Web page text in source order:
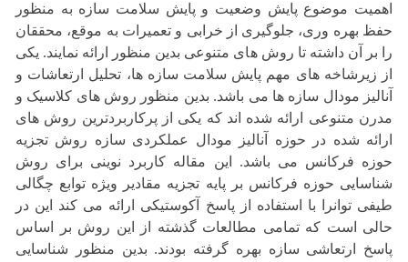
اهمیت موضوع پایش وضعیت و پایش سلامت سازه به منظور
حفظ بهره وری، جلوگیری از خرابی و تعمیرات به موقع، محققان
را بر آن داشته تا روش های متنوعی بدین منظور ارائه نمایند. یکی
از زیرشاخه های مهم پایش سلامت سازه ها، تحلیل ارتعاشات و
آنالیز مودال سازه ها می باشد. بدین منظور روش های کلاسیک و
مدرن متنوعی ارائه شده اند که یکی از پرکاربردترین روش های
ارائه شده در حوزه آنالیز مودال عملکردی سازه روش تجزیه
حوزه فرکانس می باشد. این مقاله کاربرد نوینی برای روش
شناسایی حوزه فرکانس بر پایه تجزیه مقادیر ویژه توابع چگالی
طیفی توانرا با استفاده از پاسخ آکوستیکی ارائه می کند این در
حالی است که تمامی مطالعات گذشته از این روش بر اساس
پاسخ ارتعاشی سازه بهره گرفته بودند. بدین منظور شناسایی